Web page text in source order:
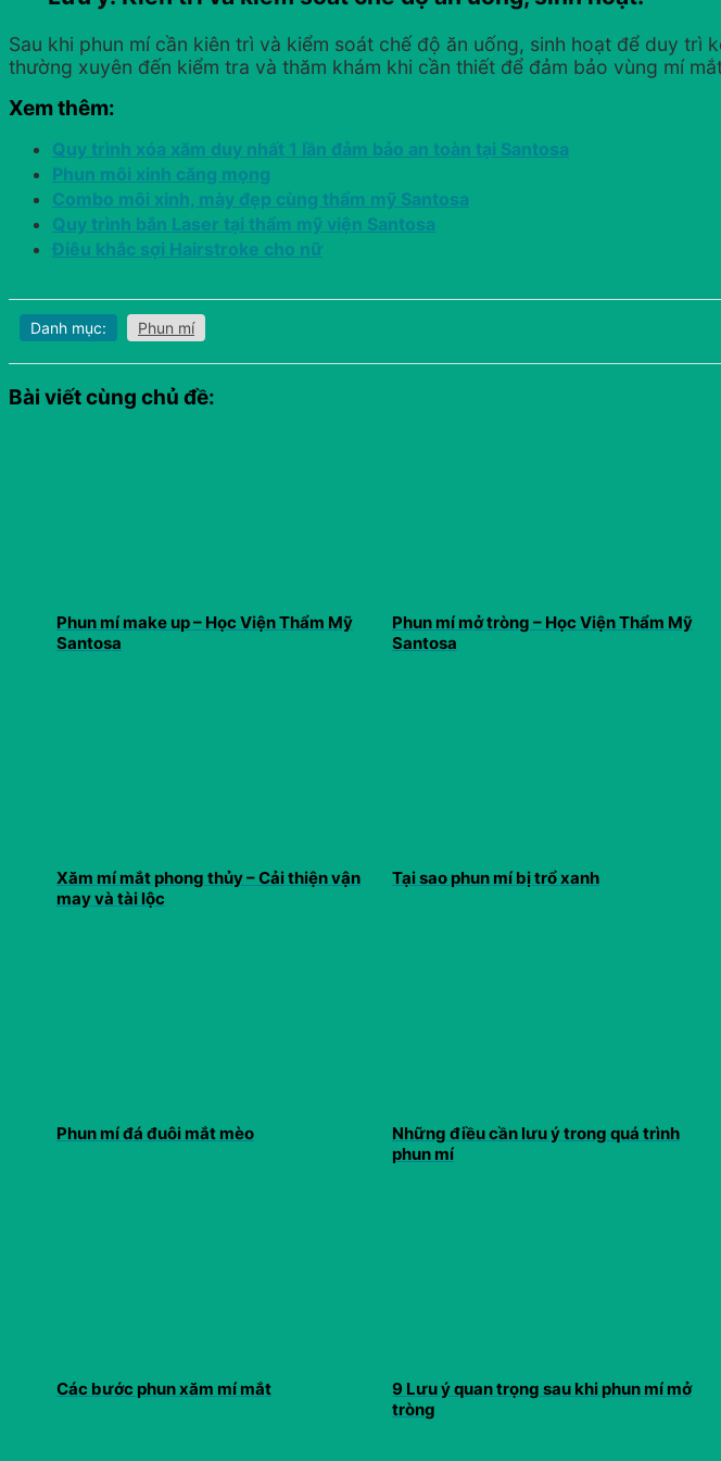
Sau khi phun mí cần kiên trì và kiểm soát chế độ ăn uống, sinh hoạt để duy
thường xuyên đến kiểm tra và thăm khám khi cần thiết để đảm bảo vùng mí
Xem thêm:
Quy trình xóa xăm duy nhất 1 lần đảm bảo an toàn tại Santosa
Phun môi xinh căng mọng
Combo môi xinh, mày đẹp cùng thẩm mỹ Santosa
Quy trình bắn Laser tại thẩm mỹ viện Santosa
Điêu khắc sợi Hairstroke cho nữ
Danh mục: Phun mí
Bài viết cùng chủ đề:
Phun mí make up – Học Viện Thẩm Mỹ
Santosa
Phun mí mở tròng – Học Viện Thẩm Mỹ
Santosa
Xăm mí mắt phong thủy – Cải thiện vận
may và tài lộc
Tại sao phun mí bị trổ xanh
Phun mí đá đuôi mắt mèo
Những điều cần lưu ý trong quá trình
phun mí
Các bước phun xăm mí mắt
9 Lưu ý quan trọng sau khi phun mí mở
tròng